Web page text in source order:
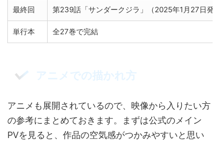
最終回 第239話「サンダークジラ」（2025年1月27日発
単行本 全27巻で完結
アニメでの描かれ方
アニメも展開されているので、映像から入りたい方
の参考にまとめておきます。まずは公式のメイン
PVを見ると、作品の空気感がつかみやすいと思い